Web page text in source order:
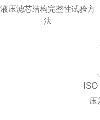
液压滤芯结构完整性试验方
法
压